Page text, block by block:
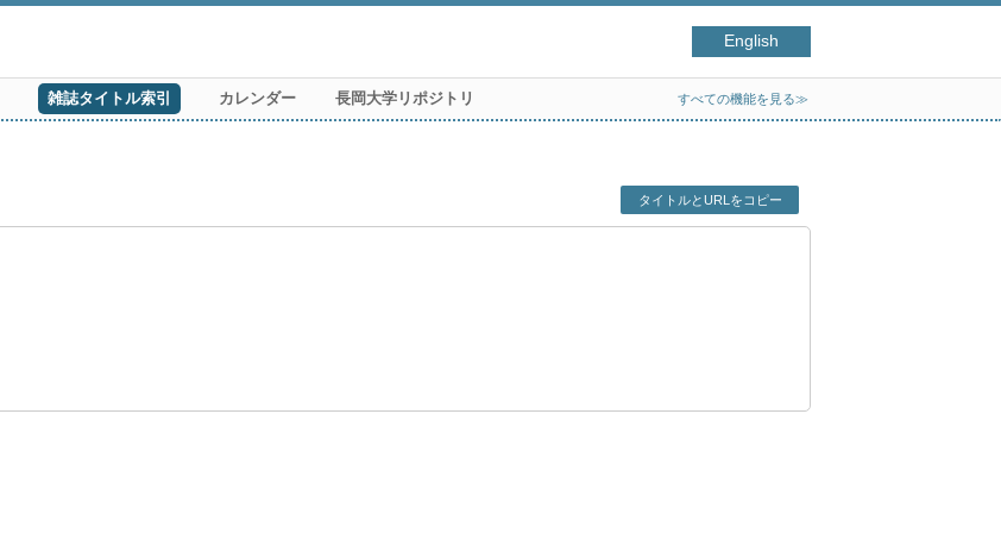
English
雑誌タイトル索引 カレンダー 長岡大学リポジトリ すべての機能を見る≫
タイトルとURLをコピー